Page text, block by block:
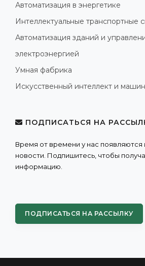
Автоматизация в энергетике
Интеллектуальные транспортные
Автоматизация зданий и
электроэнергией
Умная фабрика
Искусственный интеллект и
ПОДПИСАТЬСЯ НА
Время от времени у нас
новости. Подпишитесь, чтобы
информацию.
ПОДПИСАТЬСЯ НА РАССЫЛКУ